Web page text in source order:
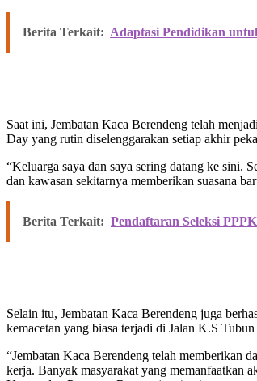
Berita Terkait: Adaptasi Pendidikan
Saat ini, Jembatan Kaca Berendeng telah
Day yang rutin diselenggarakan setiap akhir
“Keluarga saya dan saya sering datang ke sini.
dan kawasan sekitarnya memberikan suasana
Berita Terkait: Pendaftaran Seleksi
Selain itu, Jembatan Kaca Berendeng juga
kemacetan yang biasa terjadi di Jalan K.S
“Jembatan Kaca Berendeng telah memberikan
kerja. Banyak masyarakat yang memanfaatkan